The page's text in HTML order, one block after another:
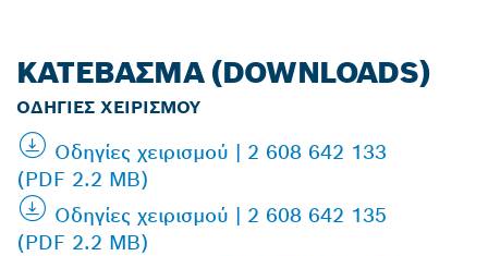
ΚΑΤΈΒΑΣΜΑ (DOWNLOADS)
ΟΔΗΓΊΕΣ ΧΕΙΡΙΣΜΟΎ
Οδηγίες χειρισμού | 2 608 642 133
(PDF 2.2 MB)
Οδηγίες χειρισμού | 2 608 642 135
(PDF 2.2 MB)